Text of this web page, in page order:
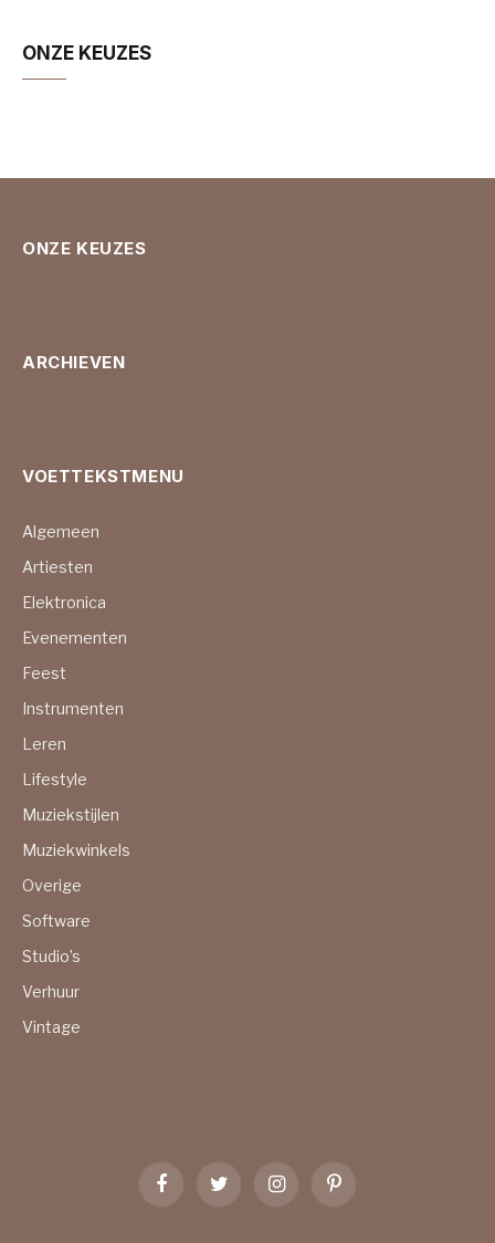
ONZE KEUZES
ONZE KEUZES
ARCHIEVEN
VOETTEKSTMENU
Algemeen
Artiesten
Elektronica
Evenementen
Feest
Instrumenten
Leren
Lifestyle
Muziekstijlen
Muziekwinkels
Overige
Software
Studio’s
Verhuur
Vintage
FacebookTwitter InstagramPinterest